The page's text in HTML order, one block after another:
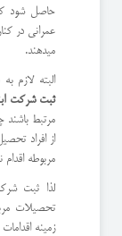
حاصل شود
عمرانی در
میدهند.
البته لازم
ثبت شرکت
مرتبط باشند
از افراد
مربوطه اقدام
لذا ثبت
تحصیلات
زمینه